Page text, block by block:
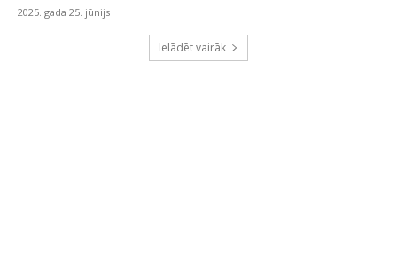
2025. gada 25. jūnijs
Ielādēt vairāk